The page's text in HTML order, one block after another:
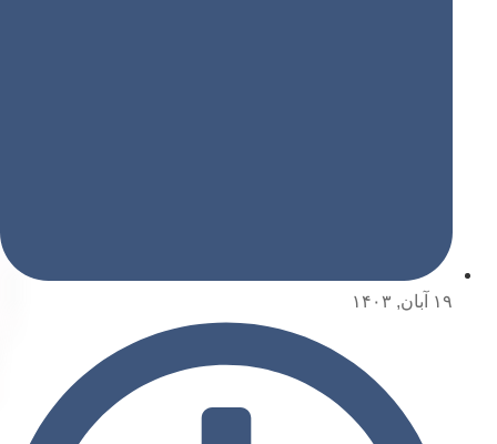
۱۹ آبان, ۱۴۰۳